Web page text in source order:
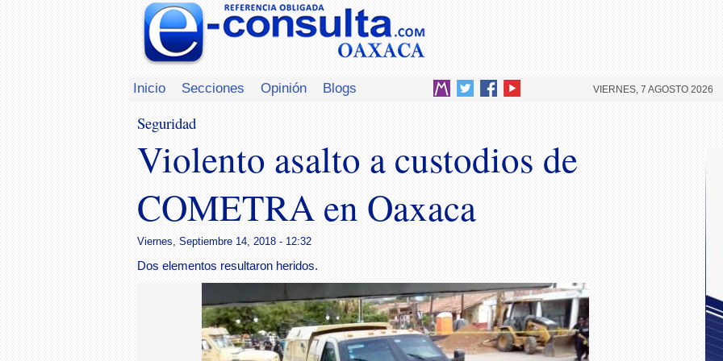
Inicio Secciones Opinión Blogs VIERNES, 7 AGOSTO 2026
Seguridad
Violento asalto a custodios de
COMETRA en Oaxaca
Viernes, Septiembre 14, 2018 - 12:32
Dos elementos resultaron heridos.